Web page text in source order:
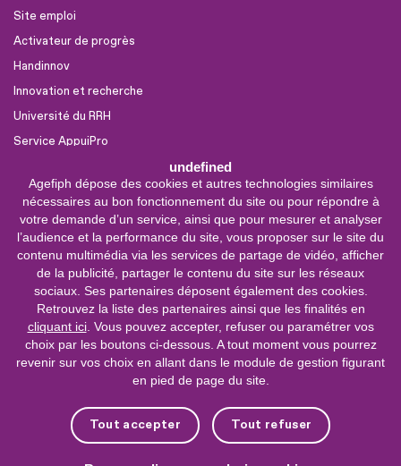
undefined
Agefiph dépose des cookies et autres technologies similaires
nécessaires au bon fonctionnement du site ou pour répondre à
votre demande d’un service, ainsi que pour mesurer et analyser
l’audience et la performance du site, vous proposer sur le site du
contenu multimédia via les services de partage de vidéo, afficher
de la publicité, partager le contenu du site sur les réseaux
sociaux. Ses partenaires déposent également des cookies.
Retrouvez la liste des partenaires ainsi que les finalités en
cliquant ici. Vous pouvez accepter, refuser ou paramétrer vos
choix par les boutons ci-dessous. A tout moment vous pourrez
revenir sur vos choix en allant dans le module de gestion figurant
en pied de page du site.
Tout accepter Tout refuser
Site emploi
Activateur de progrès
Handinnov
Innovation et recherche
Université du RRH
Service AppuiPro
Nous suivre
Youtube
Facebook
0 800 11 10 09
Service &
appel gratuits
Nous contacter
Plateforme de mise en contact LSF